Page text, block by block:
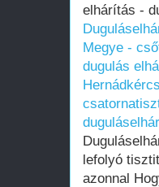
elhárítás -
Megye -
dugulás
lefolyó
azonnal